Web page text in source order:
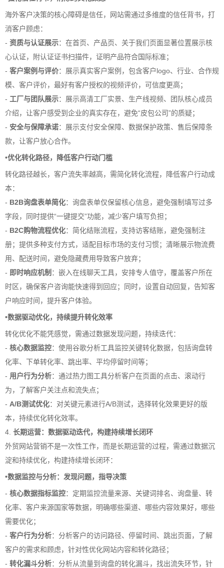
海外客户决策的核心障碍是信任，网站需通过多维度的信任背书，打
消客户顾虑：
- 资质与认证展示：在首页、产品页、关于我们页面显著位置展示核
心认证，附认证证书扫描件，证明产品符合国际标准；
- 客户案例与评价：展示真实客户案例，包含客户logo、行业、合作规
模、客户评价，最好有客户授权的视频评价，可信度更高；
- 工厂与团队展示：展示高清工厂实景、生产线视频、团队核心成员
介绍，让客户感受到企业的真实存在，避免“皮包公司”的质疑；
- 安全与保障承诺：展示支付安全保障、数据保护政策、售后保障条
款，让客户放心合作。
•优化转化路径，降低客户行动门槛
转化路径越长，客户流失率越高，需简化转化流程，降低客户行动成
本：
- B2B询盘表单简化：询盘表单仅保留核心信息，避免强制填写过多
字段，同时提供“一键提交”功能，减少客户填写负担；
- B2C购物流程优化：简化结账流程，支持访客结账，避免强制注
册；提供多种支付方式，适配目标市场的支付习惯；清晰展示物流费
用、配送时间，避免隐藏费用导致客户放弃；
- 即时响应机制 ：嵌入在线聊天工具，安排专人值守，覆盖客户所在
时区，确保客户咨询能快速得到回应；同时，设置自动回复，告知客
户响应时间，提升客户体验。
•数据驱动优化，持续提升转化效率
转化优化不能凭感觉，需通过数据发现问题，持续迭代：
- 核心数据监控：使用谷歌分析工具监控关键转化数据，包括询盘转
化率、下单转化率、跳出率、平均停留时间等；
- 用户行为分析：通过热力图工具分析客户在页面的点击、滚动行
为，了解客户关注点和流失点；
- A/B测试优化：对关键元素进行A/B测试，选择转化效果更好的版
本，持续优化转化效率。
4. 长期运营：数据驱动迭代，构建持续增长闭环
外贸网站营销不是一次性工作，而是长期运营的过程，需通过数据沉
淀和持续优化，构建持续增长闭环：
•数据监控与分析：发现问题，指导决策
- 核心数据指标监控：定期监控流量来源、关键词排名、询盘量、转
化率、客户来源国家等数据，明确哪些渠道、哪些内容效果好，哪些
需要优化；
- 客户行为分析：分析客户的访问路径、停留时间、跳出页面，了解
客户的需求和顾虑，针对性优化网站内容和转化路径；
- 转化漏斗分析：分析从流量到询盘的转化漏斗，找出流失环节，针